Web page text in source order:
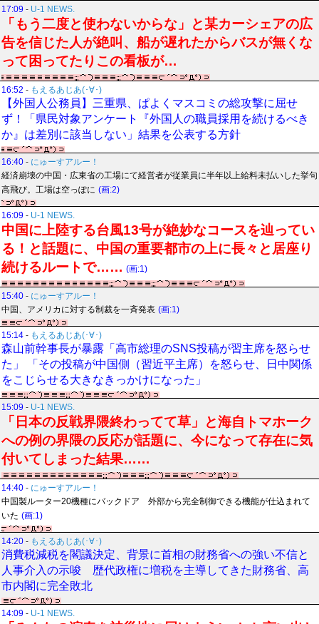
17:09 - U-1 NEWS.
「もう二度と使わないからな」と某カーシェアの広
告を信じた人が絶叫、船が遅れたからバスが無くな
って困ってたりこの看板が…
16:52 - もえるあじあ(･∀･)
【外国人公務員】三重県、ぱよくマスコミの総攻撃に屈せ
ず！「県民対象アンケート『外国人の職員採用を続けるべき
か』は差別に該当しない」結果を公表する方針
16:40 - にゅーすアルー！
経済崩壊の中国・広東省の工場にて経営者が従業員に半年以上給料未払いした挙句
高飛び。工場は空っぽに (画:2)
16:09 - U-1 NEWS.
中国に上陸する台風13号が絶妙なコースを辿ってい
る！と話題に、中国の重要都市の上に長々と居座り
続けるルートで…… (画:1)
15:40 - にゅーすアルー！
中国、アメリカに対する制裁を一斉発表 (画:1)
15:14 - もえるあじあ(･∀･)
森山前幹事長が暴露「高市総理のSNS投稿が習主席を怒らせ
た」 「その投稿が中国側（習近平主席）を怒らせ、日中関係
をこじらせる大きなきっかけになった」
15:09 - U-1 NEWS.
「日本の反戦界隈終わってて草」と海自トマホーク
への例の界隈の反応が話題に、今になって存在に気
付いてしまった結果……
14:40 - にゅーすアルー！
中国製ルーター20機種にバックドア 外部から完全制御できる機能が仕込まれて
いた (画:1)
14:20 - もえるあじあ(･∀･)
消費税減税を閣議決定、背景に首相の財務省への強い不信と
人事介入の示唆 歴代政権に増税を主導してきた財務省、高
市内閣に完全敗北
14:09 - U-1 NEWS.